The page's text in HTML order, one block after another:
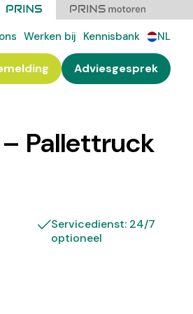
Werken bij Kennisbank NL
Adviesgesprek
– Pallettruck
Servicedienst: 24/7
optioneel